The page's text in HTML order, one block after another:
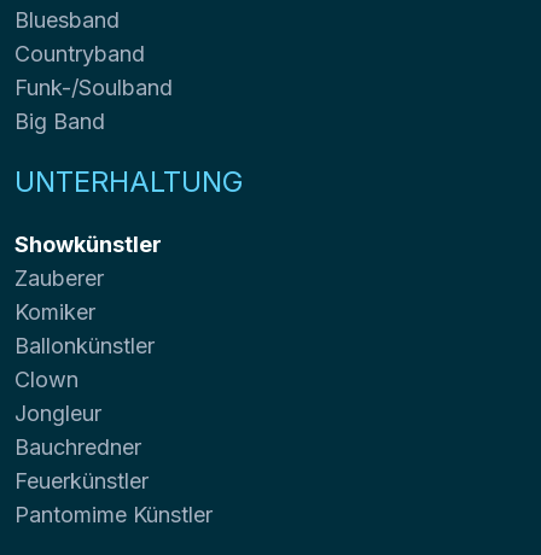
Bluesband
Countryband
Funk-/Soulband
Big Band
UNTERHALTUNG
Showkünstler
Zauberer
Komiker
Ballonkünstler
Clown
Jongleur
Bauchredner
Feuerkünstler
Pantomime Künstler